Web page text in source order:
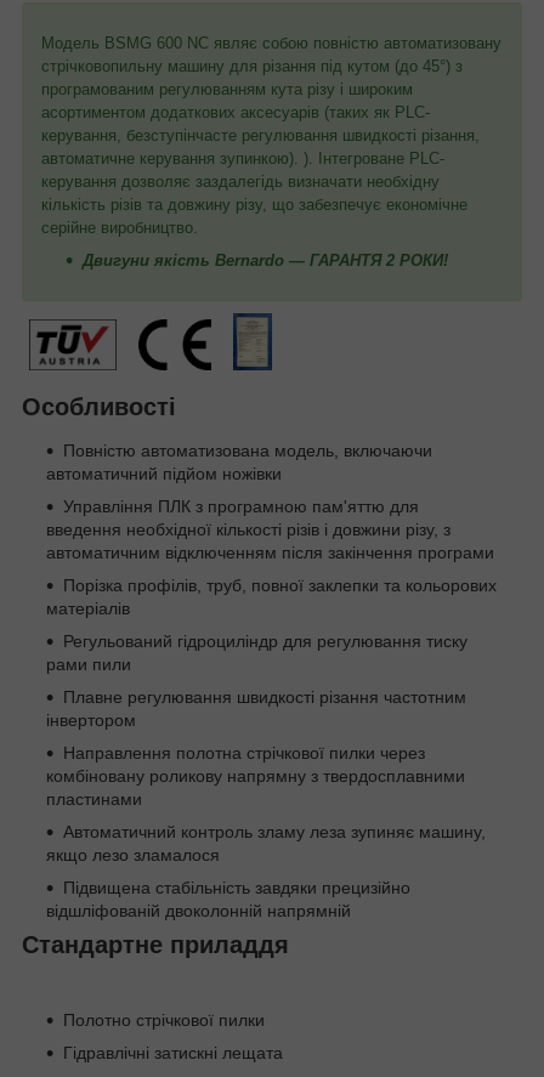
Модель BSMG 600 NC являє собою повністю автоматизовану
стрічковопильну машину для різання під кутом (до 45°) з
програмованим регулюванням кута різу і широким
асортиментом додаткових аксесуарів (таких як PLC-
керування, безступінчасте регулювання швидкості різання,
автоматичне керування зупинкою). ). Інтегроване PLC-
керування дозволяє заздалегідь визначати необхідну
кількість різів та довжину різу, що забезпечує економічне
серійне виробництво.
Двигуни якість Bernardo — ГАРАНТЯ 2 РОКИ!
Особливості
Повністю автоматизована модель, включаючи
автоматичний підйом ножівки
Управління ПЛК з програмною пам'яттю для
введення необхідної кількості різів і довжини різу, з
автоматичним відключенням після закінчення програми
Порізка профілів, труб, повної заклепки та кольорових
матеріалів
Регульований гідроциліндр для регулювання тиску
рами пили
Плавне регулювання швидкості різання частотним
інвертором
Направлення полотна стрічкової пилки через
комбіновану роликову напрямну з твердосплавними
пластинами
Автоматичний контроль зламу леза зупиняє машину,
якщо лезо зламалося
Підвищена стабільність завдяки прецизійно
відшліфованій двоколонній напрямній
Стандартне приладдя
Полотно стрічкової пилки
Гідравлічні затискні лещата